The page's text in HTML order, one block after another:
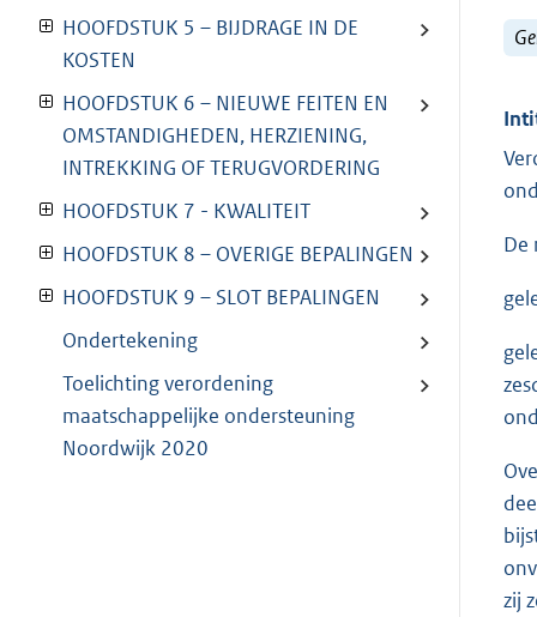
HOOFDSTUK 5 – BIJDRAGE IN DE
KOSTEN
HOOFDSTUK 6 – NIEUWE FEITEN EN
OMSTANDIGHEDEN, HERZIENING,
INTREKKING OF TERUGVORDERING
HOOFDSTUK 7 - KWALITEIT
HOOFDSTUK 8 – OVERIGE BEPALINGEN
HOOFDSTUK 9 – SLOT BEPALINGEN
Ondertekening
Toelichting verordening
maatschappelijke ondersteuning
Noordwijk 2020
De
zij